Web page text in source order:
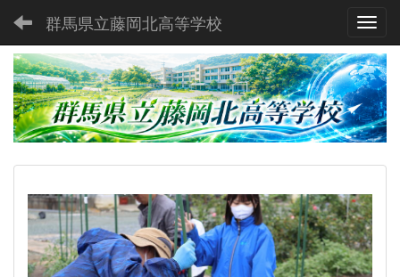
群馬県立藤岡北高等学校
p
r
e
v
n
e
x
t